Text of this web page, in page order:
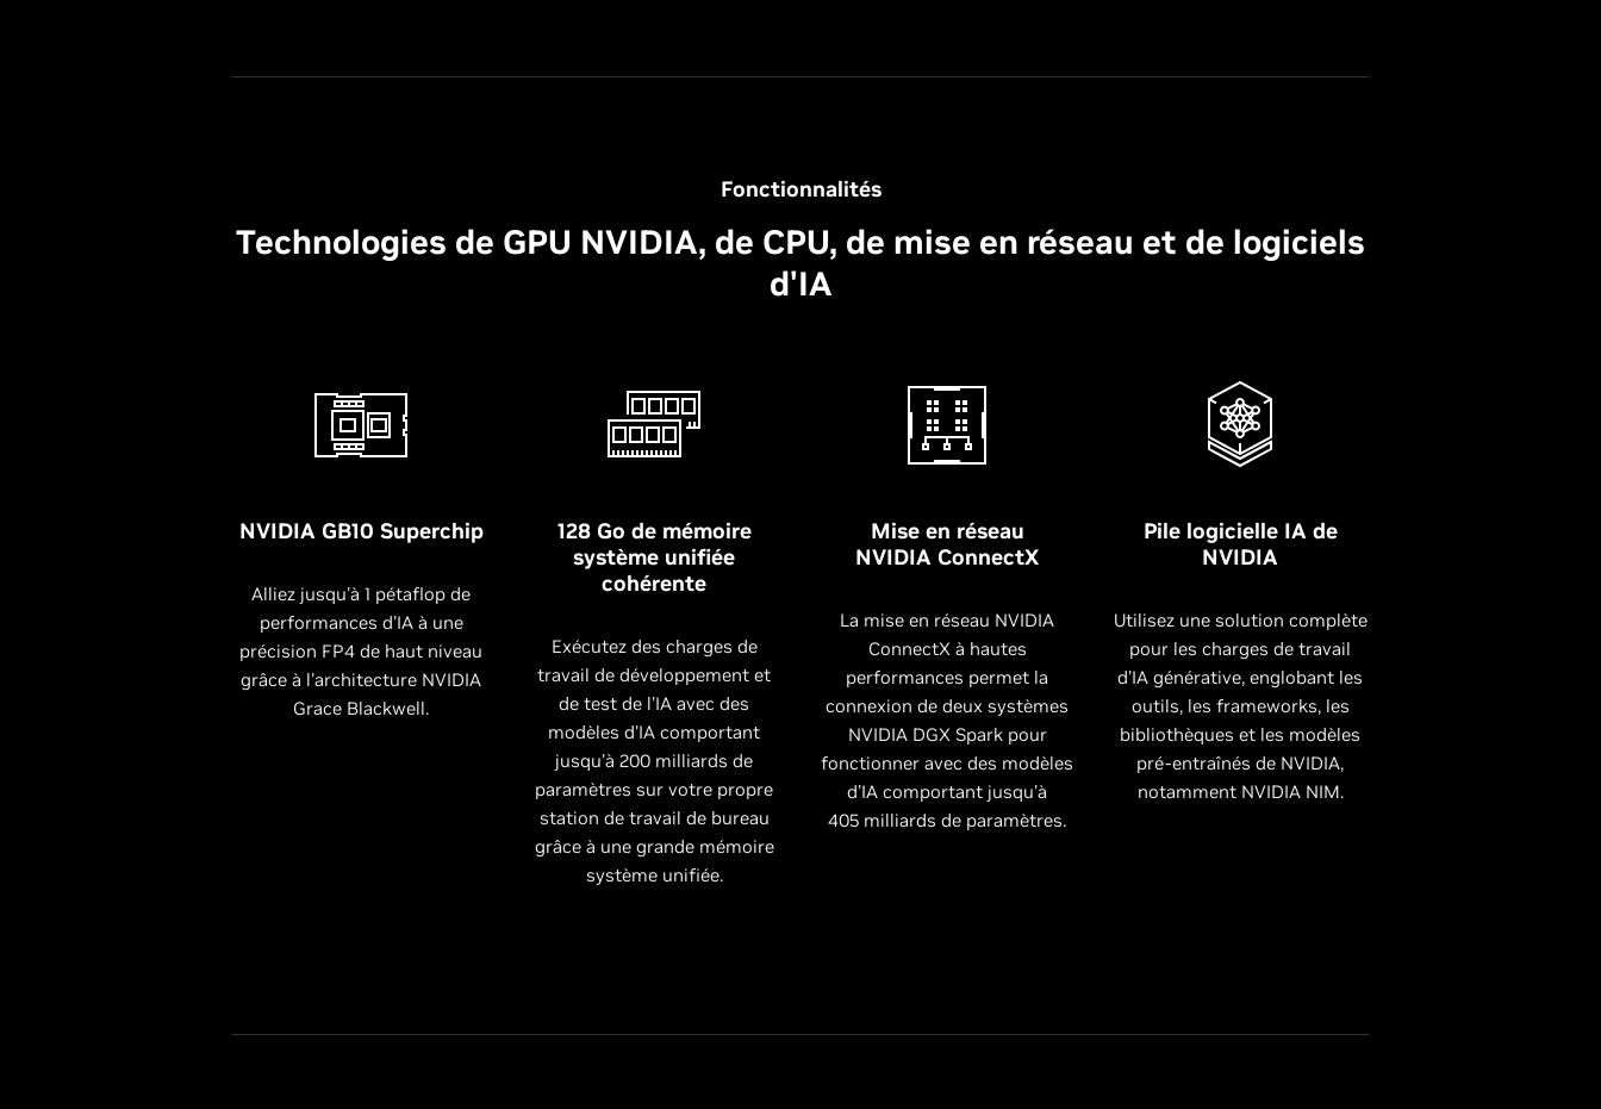
Fonctionnalités
Technologies de GPU NVIDIA, de CPU, de mise en réseau et de logiciels
d'IA
NVIDIA GB10 Superchip
Alliez jusqu'à 1 pétaflop de
performances d'IA à une
précision FP4 de haut niveau
grâce à l'architecture NVIDIA
Grace Blackwell.
128 Go de mémoire
système unifiée
cohérente
Exécutez des charges de
travail de développement et
de test de l'IA avec des
modèles d'IA comportant
jusqu'à 200 milliards de
paramètres sur votre propre
station de travail de bureau
grâce à une grande mémoire
système unifiée.
Mise en réseau
NVIDIA ConnectX
La mise en réseau NVIDIA
ConnectX à hautes
performances permet la
connexion de deux systèmes
NVIDIA DGX Spark pour
fonctionner avec des modèles
d'IA comportant jusqu'à
405 milliards de paramètres.
Pile logicielle IA de
NVIDIA
Utilisez une solution complète
pour les charges de travail
d'IA générative, englobant les
outils, les frameworks, les
bibliothèques et les modèles
pré-entraînés de NVIDIA,
notamment NVIDIA NIM.